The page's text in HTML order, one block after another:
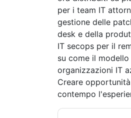
per i team IT
gestione delle
desk e della
IT secops per il
su come il
organizzazioni IT
Creare
contempo